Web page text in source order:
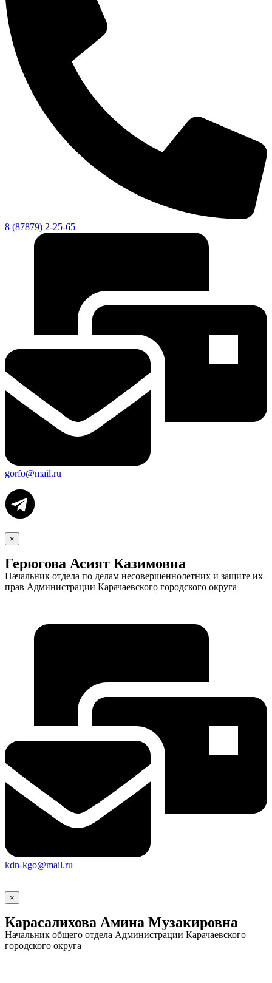
КСП КГО
8 (87879) 2-25-65
gorfo@mail.ru
×
Герюгова Асият Казимовна
Начальник отдела по делам несовершеннолетних и защите их
прав Администрации Карачаевского городского округа
kdn-kgo@mail.ru
×
Карасалихова Амина Музакировна
Начальник общего отдела Администрации Карачаевского
городского округа